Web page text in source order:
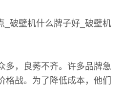
多，良莠不齐。许多品牌急
格战。为了降低成本，他们